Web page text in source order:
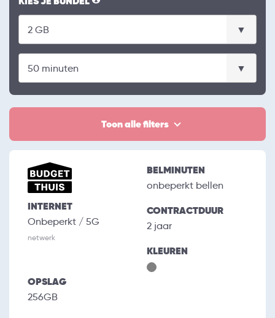
Toon alle filters
INTERNET
Onbeperkt / 5G
netwerk
BELMINUTEN
onbeperkt bellen
CONTRACTDUUR
2 jaar
KLEUREN
OPSLAG
256GB